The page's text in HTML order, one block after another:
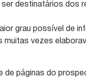
ser destinatários dos
grau possível de
muitas vezes
de páginas do